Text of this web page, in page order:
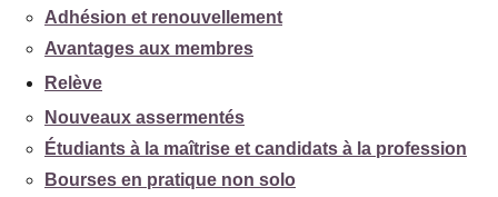
Adhésion et renouvellement
Avantages aux membres
Relève
Nouveaux assermentés
Étudiants à la maîtrise et candidats à la profession
Bourses en pratique non solo